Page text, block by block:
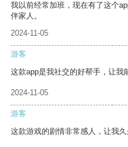
我以前经常加班，现在有了这个
伴家人。
2024-11-05
游客
这款app是我社交的好帮手，让我
2024-11-05
游客
这款游戏的剧情非常感人，让我久